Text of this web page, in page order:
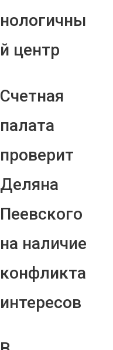
нологичны
й центр
Счетная
палата
проверит
Деляна
Пеевского
на наличие
конфликта
интересов